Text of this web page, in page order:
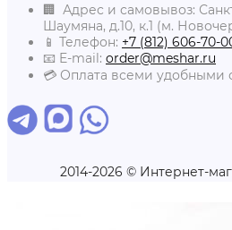
🏢 Адрес и самовывоз:
Шаумяна, д.10, к.1 (м.
📱 Телефон: +7 (812) 606-70-
📧 E-mail: order@meshar.ru
💳 Оплата всеми удобными
2014-2026 © Интернет-